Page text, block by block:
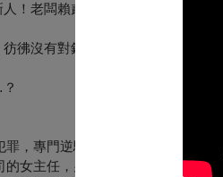
！老闆賴貳萬中挑選出菜鳥職員
彿沒有對錯是非。就在女主任陳
，專門逆騙上流的詐騙公司老闆。
女主任，男女通殺的吸引力，專騙